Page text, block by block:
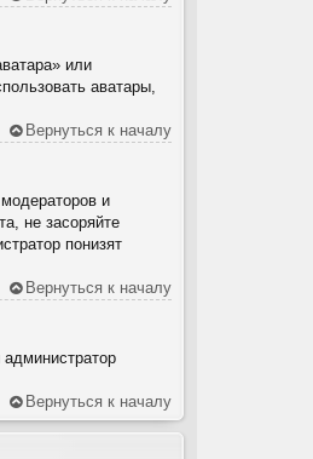
или
аватары,
Вернуться к началу
и
не засоряйте
понизят
Вернуться к началу
Вернуться к началу